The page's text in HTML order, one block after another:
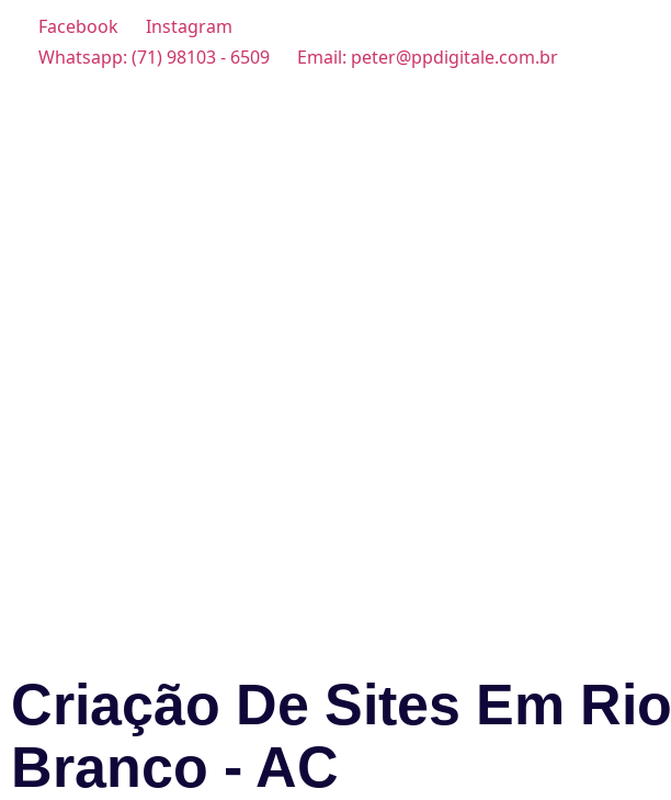
Facebook
Instagram
Whatsapp: (71) 98103 - 6509
Email: peter@ppdigitale.com.br
Criação De Sites Em Rio
Branco - AC